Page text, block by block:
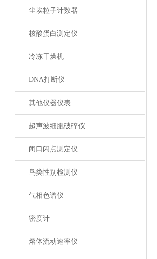
尘埃粒子计数器
核酸蛋白测定仪
冷冻干燥机
DNA打断仪
其他仪器仪表
超声波细胞破碎仪
闭口闪点测定仪
鸟类性别检测仪
气相色谱仪
密度计
熔体流动速率仪